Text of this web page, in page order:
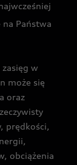
Państwa
w
może się
oraz
prędkości,
obciążenia